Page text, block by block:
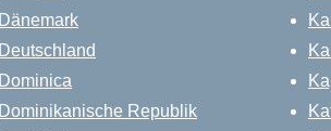
Dänemark
Deutschland
Dominica
Dominikanische Republik